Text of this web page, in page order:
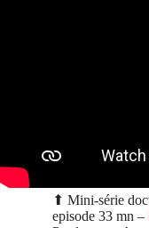
⬆︎ Mini-série
episode 33 mn –